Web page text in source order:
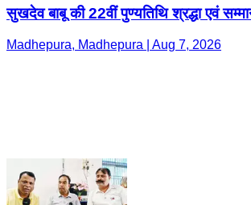
सुखदेव बाबू की 22वीं पुण्यतिथि श्रद्धा एवं
Madhepura, Madhepura | Aug 7, 2026